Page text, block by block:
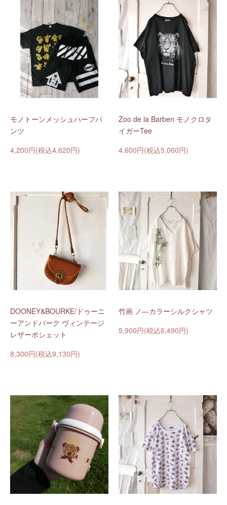
モノトーンメッシュハーフパ
ンツ
4,200円(税込4,620円)
Zoo de la Barben モノクロタ
イガーTee
4,600円(税込5,060円)
DOONEY&BOURKE/ドゥーニ
ーアンドバーク ヴィンテージ
レザーポシェット
8,300円(税込9,130円)
竹画 ノ―カラーシルクシャツ
5,900円(税込6,490円)